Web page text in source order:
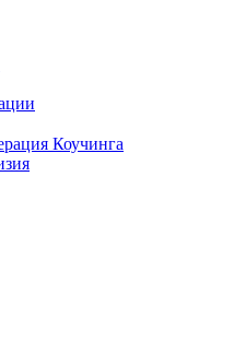
Коучинга